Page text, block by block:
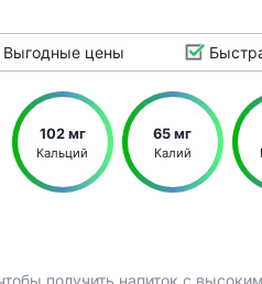
цены
102 мг
Кальций
65 мг
Калий
получить напиток с